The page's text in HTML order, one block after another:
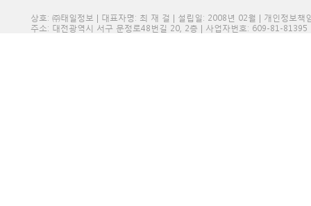
상호: ㈜태일정보 | 대표자명: 최 재 걸 | 설립일: 2008년 02월 | 개인정보책
주소: 대전광역시 서구 문정로48번길 20, 2층 | 사업자번호: 609-81-